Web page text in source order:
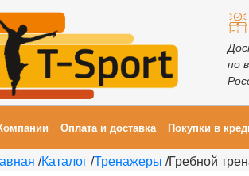
по
Оплата и доставка Покупки в
/Каталог /Тренажеры /Гребной